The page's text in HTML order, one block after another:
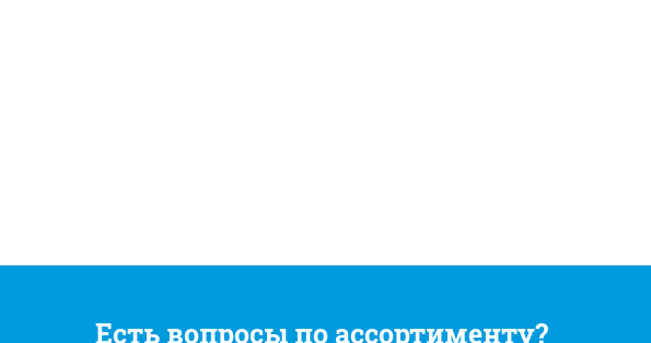
Есть вопросы по ассортименту?